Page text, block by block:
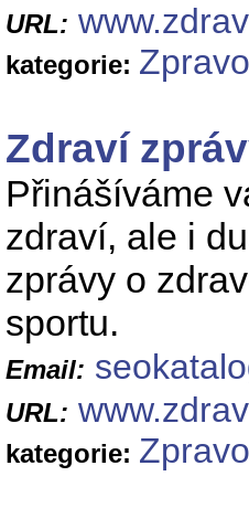
URL:
kategorie:
Zdraví
Přinášíváme
zdraví, ale i
zprávy o
sportu.
Email:
URL:
kategorie: